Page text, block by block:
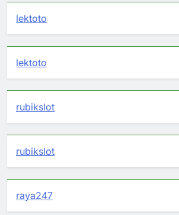
lektoto
lektoto
rubikslot
rubikslot
raya247